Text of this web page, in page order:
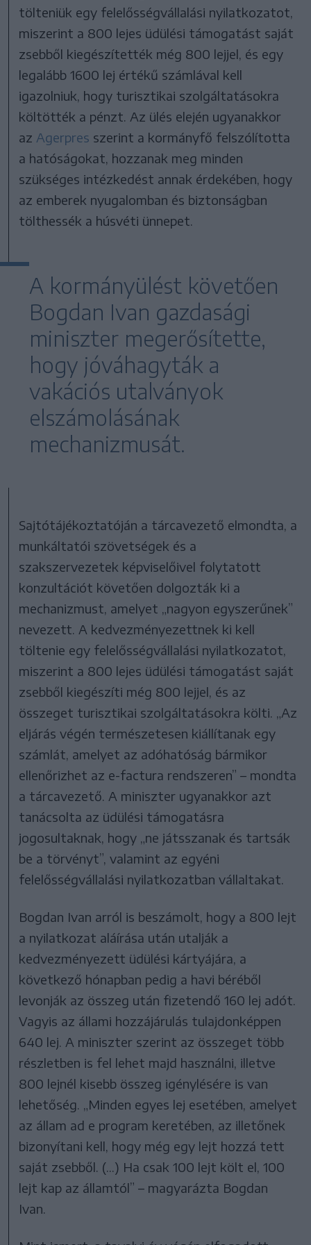
tölteniük egy felelősségvállalási nyilatkozatot,
miszerint a 800 lejes üdülési támogatást saját
zsebből kiegészítették még 800 lejjel, és egy
legalább 1600 lej értékű számlával kell
igazolniuk, hogy turisztikai szolgáltatásokra
költötték a pénzt. Az ülés elején ugyanakkor
az Agerpres szerint a kormányfő felszólította
a hatóságokat, hozzanak meg minden
szükséges intézkedést annak érdekében, hogy
az emberek nyugalomban és biztonságban
tölthessék a húsvéti ünnepet.
A kormányülést követően
Bogdan Ivan gazdasági
miniszter megerősítette,
hogy jóváhagyták a
vakációs utalványok
elszámolásának
mechanizmusát.
Sajtótájékoztatóján a tárcavezető elmondta, a
munkáltatói szövetségek és a
szakszervezetek képviselőivel folytatott
konzultációt követően dolgozták ki a
mechanizmust, amelyet „nagyon egyszerűnek”
nevezett. A kedvezményezettnek ki kell
töltenie egy felelősségvállalási nyilatkozatot,
miszerint a 800 lejes üdülési támogatást saját
zsebből kiegészíti még 800 lejjel, és az
összeget turisztikai szolgáltatásokra költi. „Az
eljárás végén természetesen kiállítanak egy
számlát, amelyet az adóhatóság bármikor
ellenőrizhet az e-factura rendszeren” – mondta
a tárcavezető. A miniszter ugyanakkor azt
tanácsolta az üdülési támogatásra
jogosultaknak, hogy „ne játsszanak és tartsák
be a törvényt”, valamint az egyéni
felelősségvállalási nyilatkozatban vállaltakat.
Bogdan Ivan arról is beszámolt, hogy a 800 lejt
a nyilatkozat aláírása után utalják a
kedvezményezett üdülési kártyájára, a
következő hónapban pedig a havi béréből
levonják az összeg után fizetendő 160 lej adót.
Vagyis az állami hozzájárulás tulajdonképpen
640 lej. A miniszter szerint az összeget több
részletben is fel lehet majd használni, illetve
800 lejnél kisebb összeg igénylésére is van
lehetőség. „Minden egyes lej esetében, amelyet
az állam ad e program keretében, az illetőnek
bizonyítani kell, hogy még egy lejt hozzá tett
saját zsebből. (...) Ha csak 100 lejt költ el, 100
lejt kap az államtól” – magyarázta Bogdan
Ivan.